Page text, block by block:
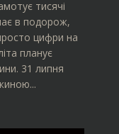
тисячі
в подорож,
цифри на
планує
31 липня